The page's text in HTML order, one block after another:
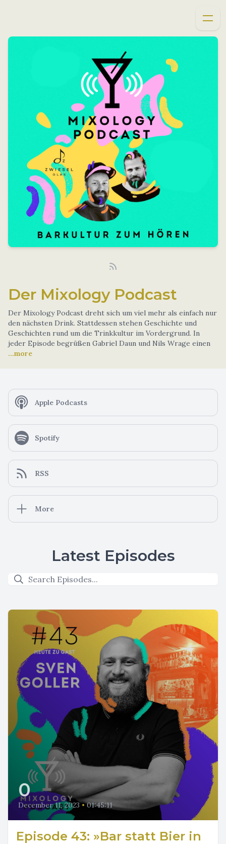
Der Mixology Podcast
Der Mixology Podcast dreht sich um viel mehr als einfach nur
den nächsten Drink. Stattdessen stehen Geschichte und
Geschichten rund um die Trinkkultur im Vordergrund. In
jeder Episode begrüßen Gabriel Daun und Nils Wrage einen
...more
Apple Podcasts
Spotify
RSS
More
Latest Episodes
0
December 11, 2023 • 01:45:11
Episode 43: »Bar statt Bier in